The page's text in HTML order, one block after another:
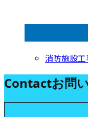
消防施設
Contactお問